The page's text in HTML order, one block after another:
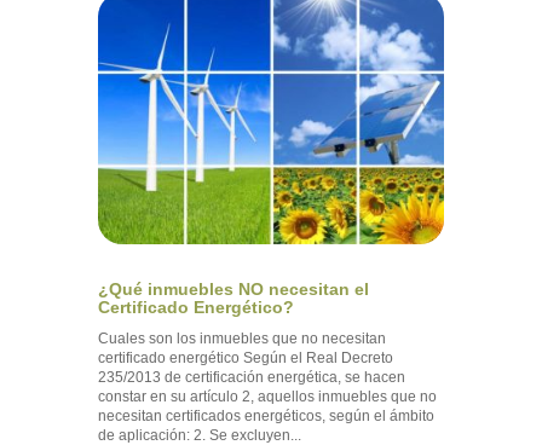
¿Qué inmuebles NO necesitan el
Certificado Energético?
Cuales son los inmuebles que no necesitan
certificado energético Según el Real Decreto
235/2013 de certificación energética, se hacen
constar en su artículo 2, aquellos inmuebles que no
necesitan certificados energéticos, según el ámbito
de aplicación: 2. Se excluyen...